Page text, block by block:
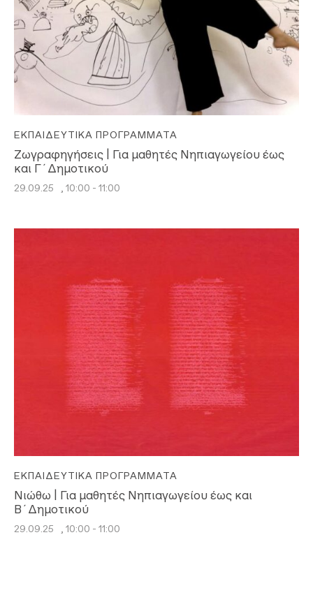
ΕΚΠΑΙΔΕΥΤΙΚΆ ΠΡΟΓΡΆΜΜΑΤΑ
Ζωγραφηγήσεις | Για μαθητές Νηπιαγωγείου έως
και Γ΄Δημοτικού
29.09.25 , 10:00 - 11:00
ΕΚΠΑΙΔΕΥΤΙΚΆ ΠΡΟΓΡΆΜΜΑΤΑ
Νιώθω | Για μαθητές Νηπιαγωγείου έως και
Β΄Δημοτικού
29.09.25 , 10:00 - 11:00